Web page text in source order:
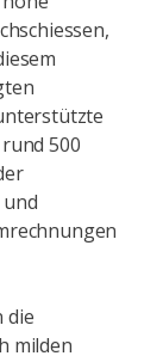
500
die
milden